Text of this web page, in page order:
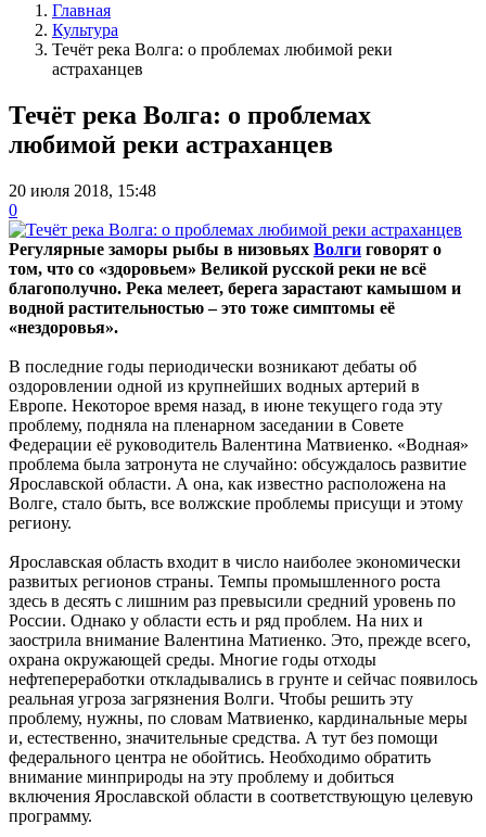
Главная
Культура
Течёт река Волга: о проблемах любимой реки
астраханцев
Течёт река Волга: о проблемах
любимой реки астраханцев
20 июля 2018, 15:48
0
Регулярные заморы рыбы в низовьях Волги говорят о
том, что со «здоровьем» Великой русской реки не всё
благополучно. Река мелеет, берега зарастают камышом и
водной растительностью – это тоже симптомы её
«нездоровья».
В последние годы периодически возникают дебаты об
оздоровлении одной из крупнейших водных артерий в
Европе. Некоторое время назад, в июне текущего года эту
проблему, подняла на пленарном заседании в Совете
Федерации её руководитель Валентина Матвиенко. «Водная»
проблема была затронута не случайно: обсуждалось развитие
Ярославской области. А она, как известно расположена на
Волге, стало быть, все волжские проблемы присущи и этому
региону.
Ярославская область входит в число наиболее экономически
развитых регионов страны. Темпы промышленного роста
здесь в десять с лишним раз превысили средний уровень по
России. Однако у области есть и ряд проблем. На них и
заострила внимание Валентина Матиенко. Это, прежде всего,
охрана окружающей среды. Многие годы отходы
нефтепереработки откладывались в грунте и сейчас появилось
реальная угроза загрязнения Волги. Чтобы решить эту
проблему, нужны, по словам Матвиенко, кардинальные меры
и, естественно, значительные средства. А тут без помощи
федерального центра не обойтись. Необходимо обратить
внимание минприроды на эту проблему и добиться
включения Ярославской области в соответствующую целевую
программу.